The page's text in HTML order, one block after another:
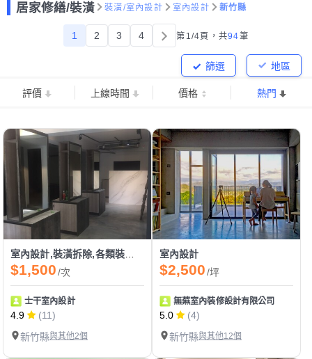
居家修繕/裝潢 裝潢/室內設計 室內設計 新竹縣
1 2 3 4 第1/4頁， 共94筆
地區
篩選
評價 上線時間 價格 熱門
室內設計,裝潢拆除,各類裝潢施工
$1,500/次
士干室內設計
4.9
(11)
新竹縣與其他2個
室內設計
$2,500/坪
無蕪室內裝修設計有限公司
5.0
(4)
新竹縣與其他12個